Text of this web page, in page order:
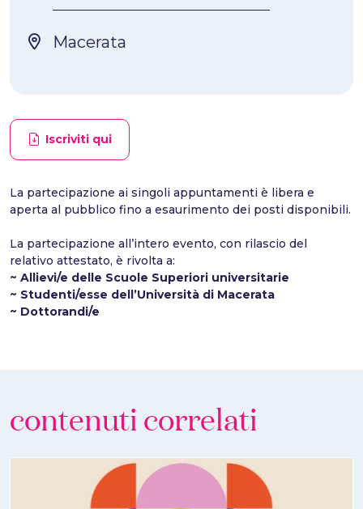
Macerata
Iscriviti qui
La partecipazione ai singoli appuntamenti è libera e
aperta al pubblico fino a esaurimento dei posti disponibili.
La partecipazione all’intero evento, con rilascio del
relativo attestato, è rivolta a:
~ Allievi/e delle Scuole Superiori universitarie
~ Studenti/esse dell’Università di Macerata
~ Dottorandi/e
contenuti correlati